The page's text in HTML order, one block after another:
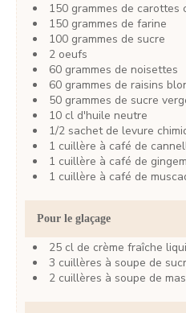
150 grammes de carottes
150 grammes de farine
100 grammes de sucre
2 oeufs
60 grammes de noisettes
60 grammes de raisins
50 grammes de sucre
10 cl d'huile neutre
1/2 sachet de levure
1 cuillère à café de
1 cuillère à café de
1 cuillère à café de
Pour le glaçage
25 cl de crème fraîche
3 cuillères à soupe de
2 cuillères à soupe de